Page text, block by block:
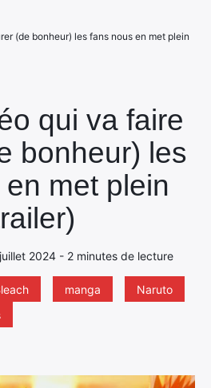
qui va faire
bonheur) les
met plein
2024 - 2 minutes de lecture
manga
Naruto
(de bonheur) les fans nous en met plein